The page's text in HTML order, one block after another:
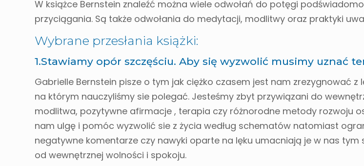
W książce Bernstein znaleźć można wiele odwołań do potęgi
przyciągania. Są także odwołania do medytacji, modlitwy oraz praktyki
Wybrane przesłania książki:
1.Stawiamy opór szczęściu. Aby się wyzwolić musimy uznać
Gabrielle Bernstein pisze o tym jak ciężko czasem jest nam zrezygnować z
na którym nauczyliśmy sie polegać. Jesteśmy zbyt przywiązani do
modlitwa, pozytywne afirmacje , terapia czy różnorodne metody rozwoju
nam ulgę i pomóc wyzwolić sie z życia według schematów natomiast
negatywne komentarze czy nawyki oparte na lęku umacniają je w nas
od wewnętrznej wolności i spokoju.